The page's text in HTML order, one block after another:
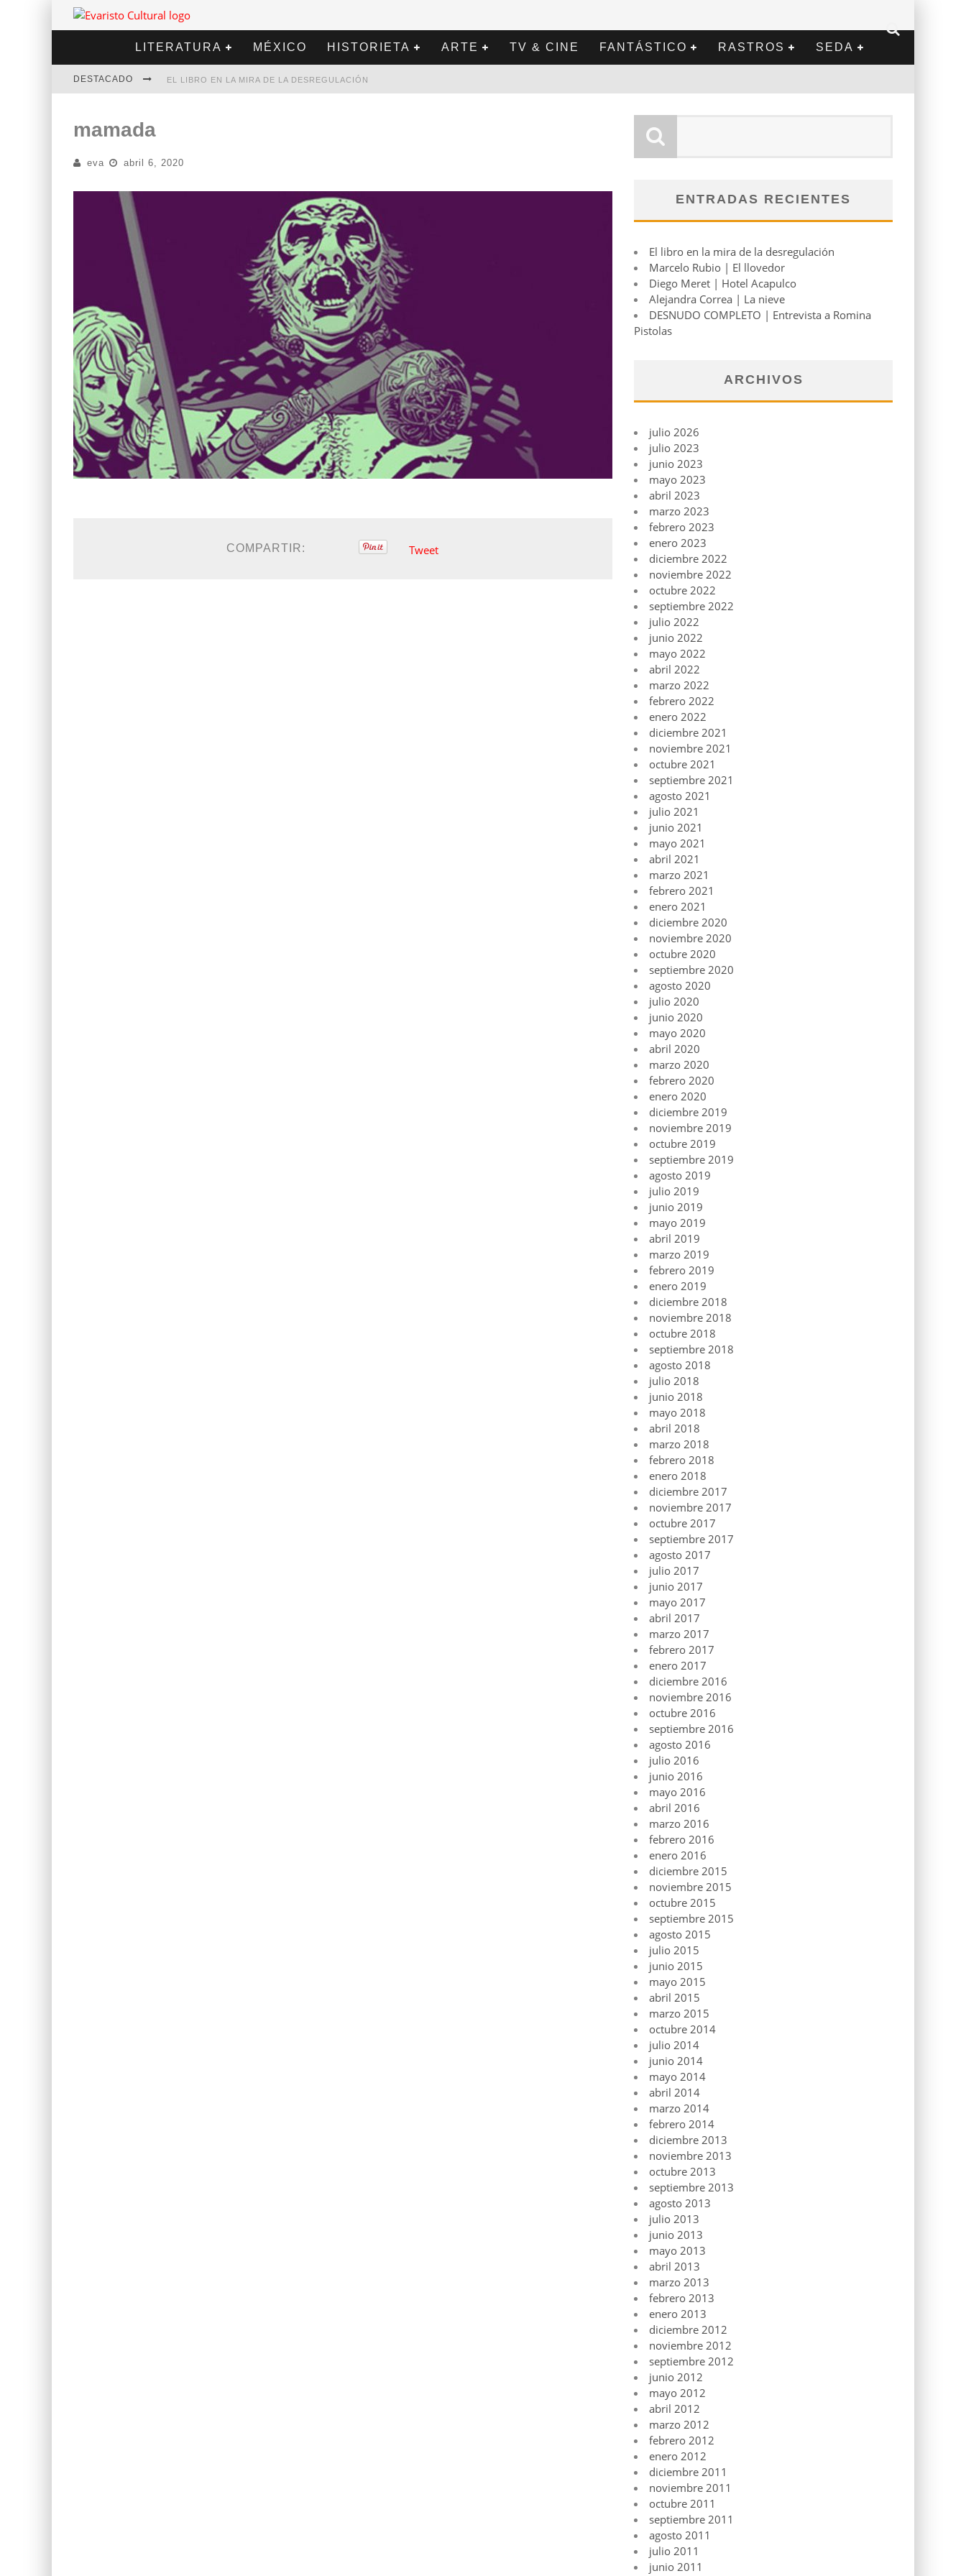
LITERATURA MÉXICO HISTORIETA ARTE TV & CINE FANTÁSTICO RASTROS SEDA
DESTACADO EL LIBRO EN LA MIRA DE LA DESREGULACIÓN
ALEJANDRA CORREA | LA NIEVE
mamada
eva abril 6, 2020
COMPARTIR: Tweet
ENTRADAS RECIENTES
El libro en la mira de la desregulación
Marcelo Rubio | El llovedor
Diego Meret | Hotel Acapulco
Alejandra Correa | La nieve
DESNUDO COMPLETO | Entrevista a Romina
Pistolas
ARCHIVOS
julio 2026
julio 2023
junio 2023
mayo 2023
abril 2023
marzo 2023
febrero 2023
enero 2023
diciembre 2022
noviembre 2022
octubre 2022
septiembre 2022
julio 2022
junio 2022
mayo 2022
abril 2022
marzo 2022
febrero 2022
enero 2022
diciembre 2021
noviembre 2021
octubre 2021
septiembre 2021
agosto 2021
julio 2021
junio 2021
mayo 2021
abril 2021
marzo 2021
febrero 2021
enero 2021
diciembre 2020
noviembre 2020
octubre 2020
septiembre 2020
agosto 2020
julio 2020
junio 2020
mayo 2020
abril 2020
marzo 2020
febrero 2020
enero 2020
diciembre 2019
noviembre 2019
octubre 2019
septiembre 2019
agosto 2019
julio 2019
junio 2019
mayo 2019
abril 2019
marzo 2019
febrero 2019
enero 2019
diciembre 2018
noviembre 2018
octubre 2018
septiembre 2018
agosto 2018
julio 2018
junio 2018
mayo 2018
abril 2018
marzo 2018
febrero 2018
enero 2018
diciembre 2017
noviembre 2017
octubre 2017
septiembre 2017
agosto 2017
julio 2017
junio 2017
mayo 2017
abril 2017
marzo 2017
febrero 2017
enero 2017
diciembre 2016
noviembre 2016
octubre 2016
septiembre 2016
agosto 2016
julio 2016
junio 2016
mayo 2016
abril 2016
marzo 2016
febrero 2016
enero 2016
diciembre 2015
noviembre 2015
octubre 2015
septiembre 2015
agosto 2015
julio 2015
junio 2015
mayo 2015
abril 2015
marzo 2015
octubre 2014
julio 2014
junio 2014
mayo 2014
abril 2014
marzo 2014
febrero 2014
diciembre 2013
noviembre 2013
octubre 2013
septiembre 2013
agosto 2013
julio 2013
junio 2013
mayo 2013
abril 2013
marzo 2013
febrero 2013
enero 2013
diciembre 2012
noviembre 2012
septiembre 2012
junio 2012
mayo 2012
abril 2012
marzo 2012
febrero 2012
enero 2012
diciembre 2011
noviembre 2011
octubre 2011
septiembre 2011
agosto 2011
julio 2011
junio 2011